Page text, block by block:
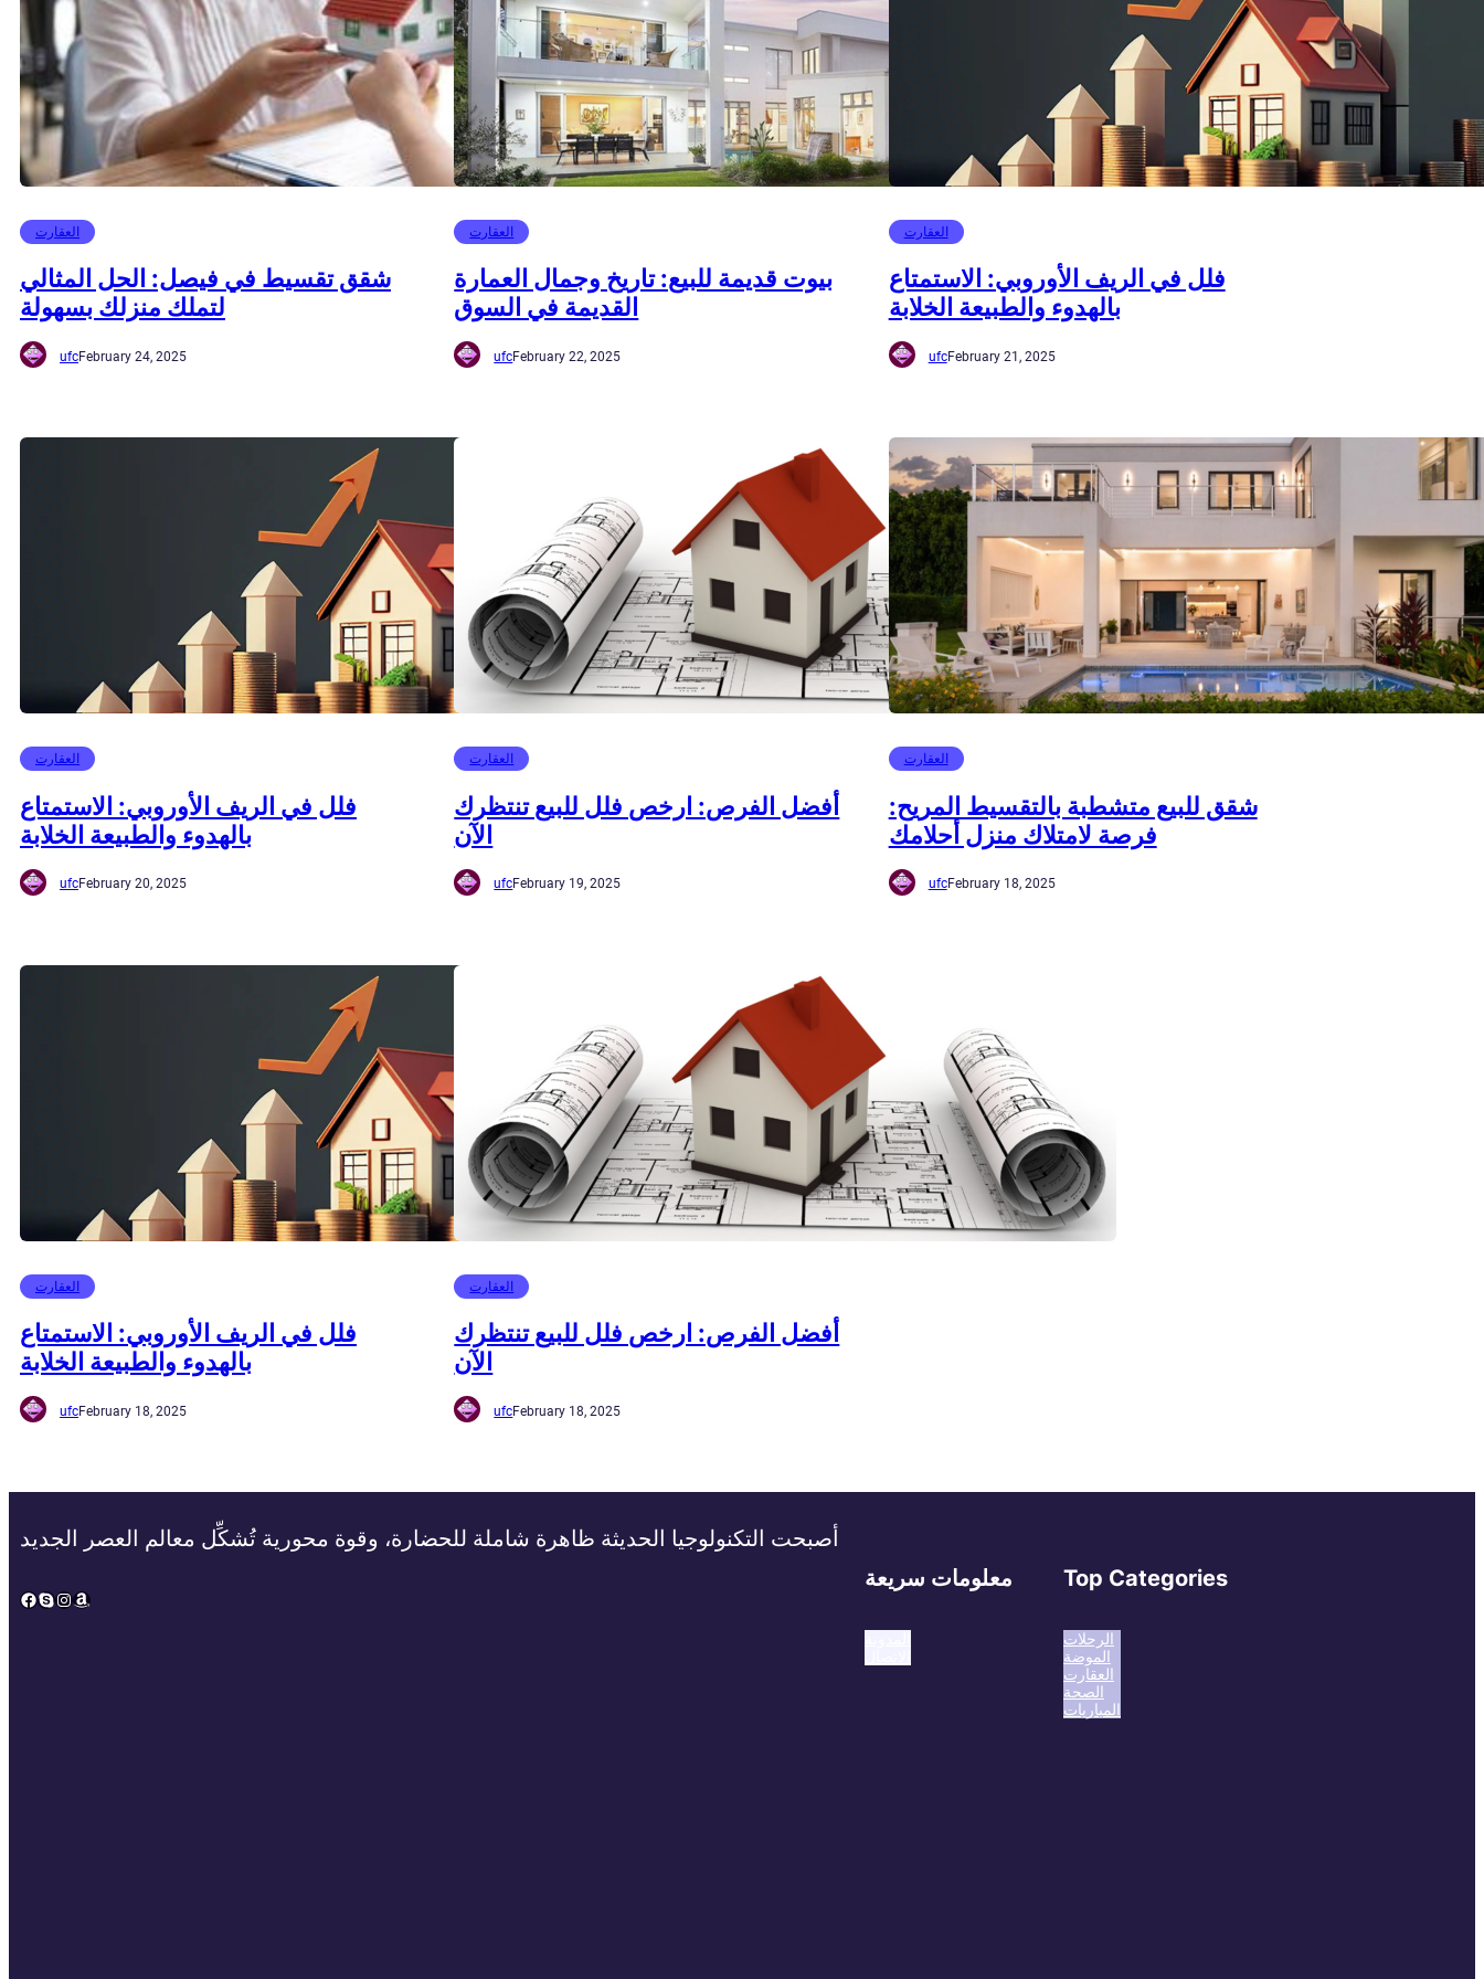
العقارت
شقق تقسيط في فيصل: الحل المثالي
لتملك منزلك بسهولة
ufcFebruary 24, 2025
العقارت
بيوت قديمة للبيع: تاريخ وجمال العمارة
القديمة في السوق
ufcFebruary 22, 2025
العقارت
فلل في الريف الأوروبي: الاستمتاع
بالهدوء والطبيعة الخلابة
ufcFebruary 21, 2025
العقارت
فلل في الريف الأوروبي: الاستمتاع
بالهدوء والطبيعة الخلابة
ufcFebruary 20, 2025
العقارت
أفضل الفرص: ارخص فلل للبيع تنتظرك
الآن
ufcFebruary 19, 2025
العقارت
شقق للبيع متشطبة بالتقسيط المريح:
فرصة لامتلاك منزل أحلامك
ufcFebruary 18, 2025
العقارت
فلل في الريف الأوروبي: الاستمتاع
بالهدوء والطبيعة الخلابة
ufcFebruary 18, 2025
العقارت
أفضل الفرص: ارخص فلل للبيع تنتظرك
الآن
ufcFebruary 18, 2025
أصبحت التكنولوجيا الحديثة ظاهرة شاملة للحضارة، وقوة محورية تُشكِّل معالم العصر الجديد
Facebook
Skype
Instagram
Amazon
معلومات سريعة Top Categories
الرحلات
الموضة
العقارت
الصحة
المباريات